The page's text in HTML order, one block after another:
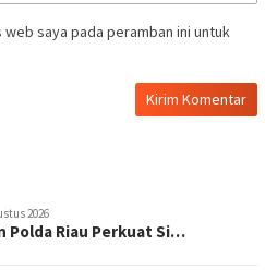
saya pada peramban ini untuk
2026
Polda Riau Perkuat Si…